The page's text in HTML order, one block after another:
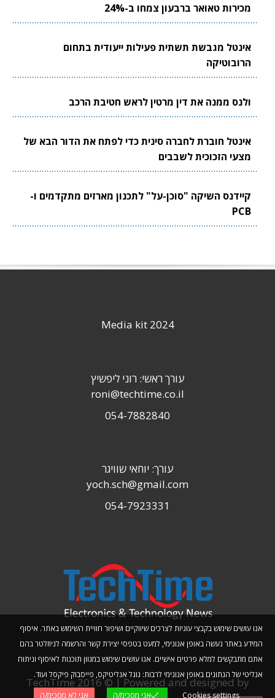
מכירות טאואר ברבעון צמחו ב-24%
אינטל מגבשת תשתית פעילות ייעודית בתחום
הרובוטיקה
ולנס ממנה את דין מרטין לראש חטיבת הרכב
אינטל חוברת לחברה סינית כדי לפתח את הדור הבא של
מצעי הזכוכית לשבבים
קיידנס השיקה "סוכן-על" לתכנון מארזים מתקדמים ו-
PCB
אנו עושים שימוש בקבצי עוגיות לצרכים שיווקיים ושיפור חוויית השימוש באתר. איסוף
המידע באתר נעשה באופן אנונימי, למעט בטפסי יצירת קשר והרשמה לניוזלטר בהם
אתם מתבקשים למלא פרטים אישיים. אנו עושים שימוש במגוון תוכנות לאיסוף וניתוח
אנליטי של הנתונים באופן אנונימי לרבות: גוגל אנליטיקס, פייסבוק פיקסל ועוד.
Cookies settings
אני מסכימ/ה אני לא מסכימ/ה
Media kit 2024
עורך ראשי: רוני ליפשיץ
roni@techtime.co.il
054-7882840
עורך: יוחאי שוויגר
yoch.sch@gmail.com
054-7923331
TechTime 2016 © | Powered and designed by